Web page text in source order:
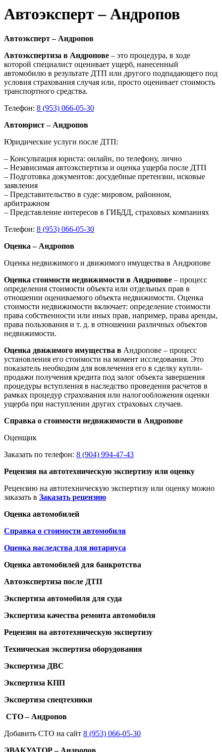
Автоэксперт – Андропов
Автоэксперт – Андропов
Автоэкспертиза в Андропове – это процедура, в ходе
которой специалист оценивает ущерб, нанесенный
автомобилю в результате ДТП или другого подпадающего под
условия страхования случая или, просто оценивает стоимость
транспортного средства.
Телефон: 8 (953) 066-05-30
Автоюрист – Андропов
Юридические услуги после ДТП:
– Консультация юриста: онлайн, по телефону, лично
– Независимая автоэкспертиза и оценка ущерба после ДТП
– Подготовка документов: досудебные претензии, исковые
заявления
– Представительство в суде: мировом, районном,
арбитражном
– Представление интересов в ГИБДД, страховых компаниях
Телефон: 8 (953) 066-05-30
Оценка – Андропов
Оценка недвижимого и движимого имущества в Андропове
Оценка стоимости недвижимости в Андропове – процесс
определения стоимости объекта или отдельных прав в
отношении оцениваемого объекта недвижимости. Оценка
стоимости недвижимости включает: определение стоимости
права собственности или иных прав, например, права аренды,
права пользования и т. д. в отношении различных объектов
недвижимости.
Оценка движимого имущества в Андропове – процесс
установления его стоимости на момент исследования. Это
показатель необходим для вовлечения его в сделку купли-
продажи получения кредита под залог объекта завершения
процедуры вступления в наследство проведения расчетов в
рамках процедур страхования или налогообложения оценки
ущерба при наступлении других страховых случаев.
Справка о стоимости недвижимости в Андропове
Оценщик
Заказать по телефон: 8 (904) 994-47-43
Рецензия на автотехническую экспертизу или оценку
Рецензию на автотехническую экспертизу или оценку можно
заказать в Заказать рецензию
Оценка автомобилей
Справка о стоимости автомобиля
Оценка наследства для нотариуса
Оценка автомобилей для банкротства
Автоэкспертиза после ДТП
Экспертиза автомобиля для суда
Экспертиза качества ремонта автомобиля
Рецензия на автотехническую экспертизу
Техническая экспертиза оборудования
Экспертиза ДВС
Экспертиза КПП
Экспертиза спецтехники
СТО – Андропов
Добавить СТО на сайт 8 (953) 066-05-30
ЭВАКУАТОР – Андропов